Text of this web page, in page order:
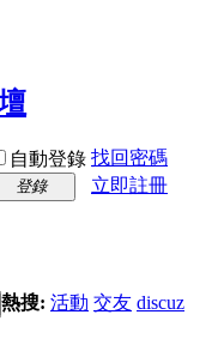
自動登錄 找回密碼
登錄
立即註冊
熱搜: 活動 交友 discuz